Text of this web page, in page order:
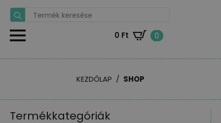
Search
for:
0 Ft 0
KEZDŐLAP SHOP
Termékkategóriák